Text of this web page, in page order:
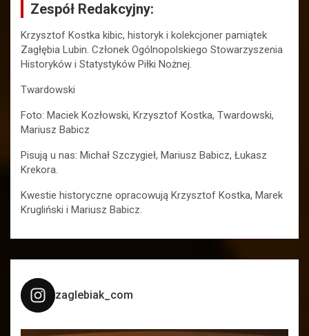
Zespół Redakcyjny:
Krzysztof Kostka kibic, historyk i kolekcjoner pamiątek
Zagłębia Lubin. Członek Ogólnopolskiego Stowarzyszenia
Historyków i Statystyków Piłki Nożnej.
Twardowski
Foto: Maciek Kozłowski, Krzysztof Kostka, Twardowski,
Mariusz Babicz
Pisują u nas: Michał Szczygieł, Mariusz Babicz, Łukasz
Krekora.
Kwestie historyczne opracowują Krzysztof Kostka, Marek
Krugliński i Mariusz Babicz.
zaglebiak_com